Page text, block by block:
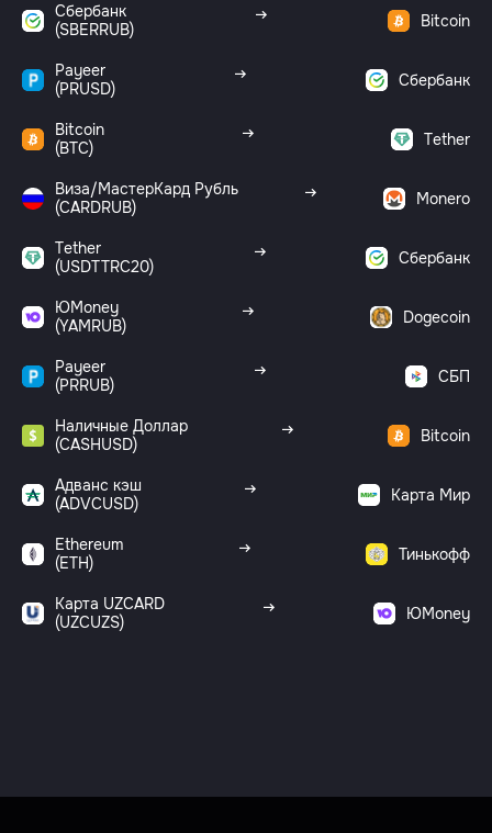
Сбербанк
(SBERRUB)
Bitcoin
Payeer
(PRUSD)
Сбербанк
Bitcoin
(BTC)
Tether
Виза/МастерКард Рубль
(CARDRUB)
Monero
Tether
(USDTTRC20)
Сбербанк
ЮMoney
(YAMRUB)
Dogecoin
Payeer
(PRRUB)
СБП
Наличные Доллар
(CASHUSD)
Bitcoin
Адванс кэш
(ADVCUSD)
Карта Мир
Ethereum
(ETH)
Тинькофф
Карта UZCARD
(UZCUZS)
ЮMoney